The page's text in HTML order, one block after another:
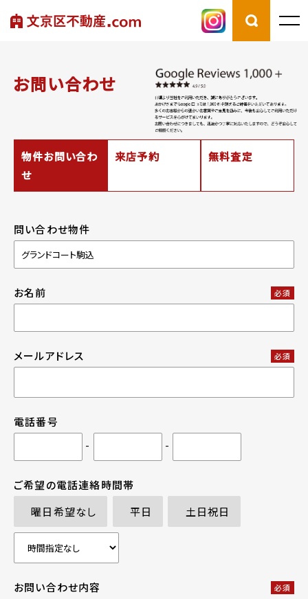
お問い合わせ
物件お問い合わ
せ
来店予約 無料査定
問い合わせ物件
お名前 必須
メールアドレス 必須
電話番号
-
-
ご希望の電話連絡時間帯
曜日希望なし
平日 土日祝日
お問い合わせ内容 必須